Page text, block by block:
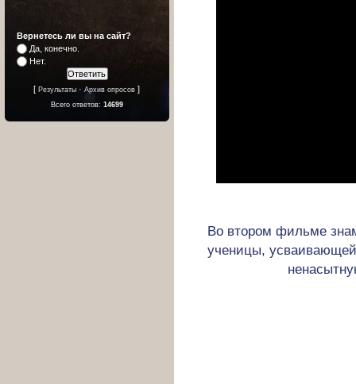
Во втором фильме
ученицы,
Вернетесь ли вы на сайт?
Да, конечно.
Нет.
[Результаты ·Архив опросов ]
Всего ответов: 14699